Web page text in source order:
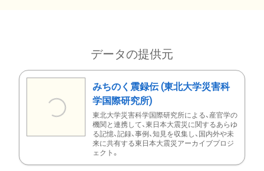
データの提供元
みちのく震録伝 (東北大学災害科
学国際研究所)
東北大学災害科学国際研究所による、産官学の
機関と連携して、東日本大震災に関するあらゆ
る記憶、記録、事例、知見を収集し、国内外や未
来に共有する東日本大震災アーカイブプロジ
ェクト。